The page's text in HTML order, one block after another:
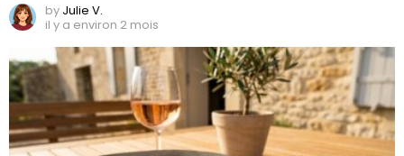
by Julie V.
il y a environ 2 mois